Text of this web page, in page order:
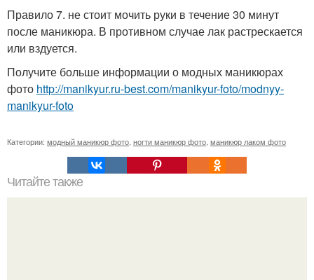
Правило 7. не стоит мочить руки в течение 30 минут
после маникюра. В противном случае лак растрескается
или вздуется.
Получите больше информации о модных маникюрах
фото http://manikyur.ru-best.com/manikyur-foto/modnyy-
manikyur-foto
Категории: модный маникюр фото, ногти маникюр фото, маникюр лаком фото
Читайте также